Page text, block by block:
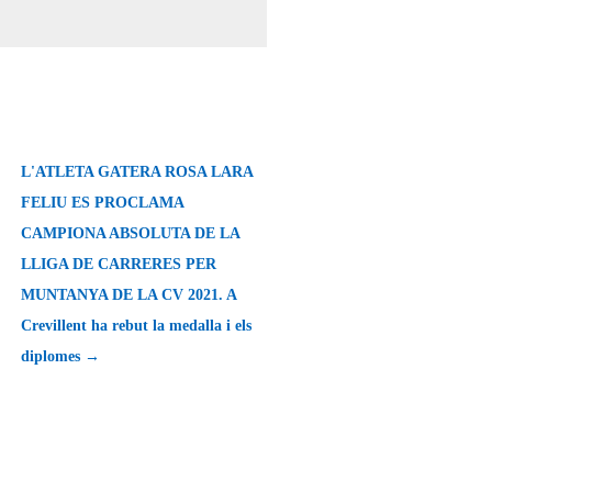
L'ATLETA GATERA ROSA LARA
FELIU ES PROCLAMA
CAMPIONA ABSOLUTA DE LA
LLIGA DE CARRERES PER
MUNTANYA DE LA CV 2021. A
Crevillent ha rebut la medalla i els
diplomes →